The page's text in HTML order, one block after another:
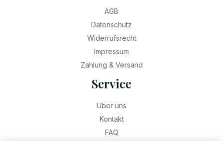
AGB
Datenschutz
Widerrufsrecht
Impressum
Zahlung & Versand
Service
Über uns
Kontakt
FAQ